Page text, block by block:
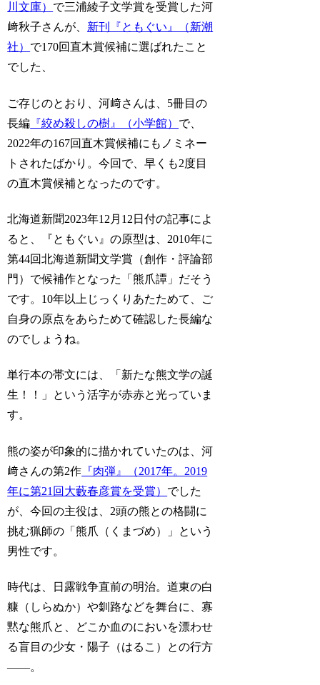
川文庫） で三浦綾子文学賞を受賞した河
﨑秋子さんが、 新刊『ともぐい』（新潮
社） で170回直木賞候補に選ばれたこと
でした、
ご存じのとおり、河﨑さんは、5冊目の
長編 『絞め殺しの樹』（小学館） で、
2022年の167回直木賞候補にもノミネー
トされたばかり。今回で、早くも2度目
の直木賞候補となったのです。
北海道新聞2023年12月12日付の記事によ
ると、『ともぐい』の原型は、2010年に
第44回北海道新聞文学賞（創作・評論部
門）で候補作となった「熊爪譚」だそう
です。10年以上じっくりあたためて、ご
自身の原点をあらためて確認した長編な
のでしょうね。
単行本の帯文には、「新たな熊文学の誕
生！！」という活字が赤赤と光っていま
す。
熊の姿が印象的に描かれていたのは、河
﨑さんの第2作 『肉弾』（2017年。2019
年に第21回大藪春彦賞を受賞） でした
が、今回の主役は、2頭の熊との格闘に
挑む猟師の「熊爪（くまづめ）」という
男性です。
時代は、日露戦争直前の明治。道東の白
糠（しらぬか）や釧路などを舞台に、寡
黙な熊爪と、どこか血のにおいを漂わせ
る盲目の少女・陽子（はるこ）との行方
――。